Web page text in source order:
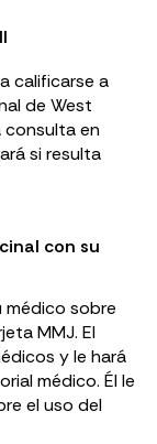
calificarse a
de West
consulta en
si resulta
con su
sobre
MMJ. El
y le hará
médico. Él le
el uso del